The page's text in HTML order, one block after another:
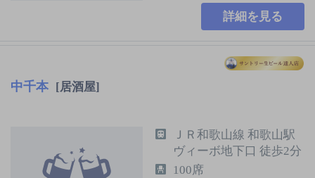
詳細を見る
中千本 [居酒屋]
ＪＲ和歌山線 和歌山駅
ヴィーボ地下口 徒歩2分
100席